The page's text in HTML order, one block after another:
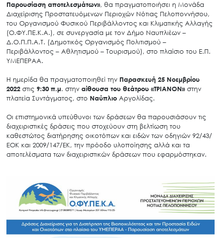
Παρουσίαση αποτελεσμάτων», θα πραγματοποιήσει η Μονάδα
Διαχείρισης Προστατευόμενων Περιοχών Νότιας Πελοποννήσου,
του Οργανισμού Φυσικού Περιβάλλοντος και Κλιματικής Αλλαγής
(Ο.ΦΥ.ΠΕ.Κ.Α.), σε συνεργασία με τον Δήμο Ναυπλιέων –
Δ.Ο.Π.Π.Α.Τ. (Δημοτικός Οργανισμός Πολιτισμού –
Περιβάλλοντος – Αθλητισμού – Τουρισμού), στο πλαίσιο του Ε.Π.
ΥΜΕΠΕΡΑΑ.
Η ημερίδα θα πραγματοποιηθεί την Παρασκευή 25 Νοεμβρίου
2022στις 9:30 π.μ. στην αίθουσα του θεάτρου «ΤΡΙΑΝΟΝ»στην
πλατεία Συντάγματος, στο ΝαύπλιοΑργολίδας.
Οι επιστημονικά υπεύθυνοι των δράσεων θα παρουσιάσουν τις
διαχειριστικές δράσεις που στοχεύουν στη βελτίωση του
καθεστώτος διατήρησης οικοτόπων και ειδών των οδηγιών 92/43/
ΕΟΚ και 2009/147/ΕΚ, την πρόοδο υλοποίησης αλλά και τα
αποτελέσματα των διαχειριστικών δράσεων που εφαρμόστηκαν.